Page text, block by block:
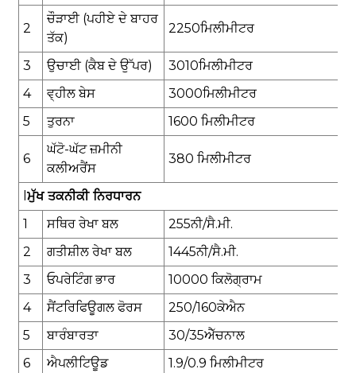
2
ਚੌੜਾਈ (ਪਹੀਏ ਦੇ ਬਾਹਰ
ਤੱਕ)
2250ਮਿਲੀਮੀਟਰ
3 ਉਚਾਈ (ਕੈਬ ਦੇ ਉੱਪਰ) 3010ਮਿਲੀਮੀਟਰ
4
ਵ੍ਹੀਲ ਬੇਸ 3000ਮਿਲੀਮੀਟਰ
5
ਤੁਰਨਾ 1600 ਮਿਲੀਮੀਟਰ
6
ਘੱਟੋ-ਘੱਟ ਜ਼ਮੀਨੀ
ਕਲੀਅਰੈਂਸ
380 ਮਿਲੀਮੀਟਰ
lਮੁੱਖ ਤਕਨੀਕੀ ਨਿਰਧਾਰਨ
1
ਸਥਿਰ ਰੇਖਾ ਬਲ 255ਨੀ/ਸੈ.ਮੀ.
2
ਗਤੀਸ਼ੀਲ ਰੇਖਾ ਬਲ 1445ਨੀ/ਸੈ.ਮੀ.
3
ਓਪਰੇਟਿੰਗ ਭਾਰ 10000 ਕਿਲੋਗ੍ਰਾਮ
4
ਸੈਂਟਰਿਫਿਊਗਲ ਫੋਰਸ 250/160ਕੇਐਨ
5
ਬਾਰੰਬਾਰਤਾ 30/35ਐੱਚਨਾਲ
6
ਐਪਲੀਟਿਊਡ
1.9/0.9 ਮਿਲੀਮੀਟਰ